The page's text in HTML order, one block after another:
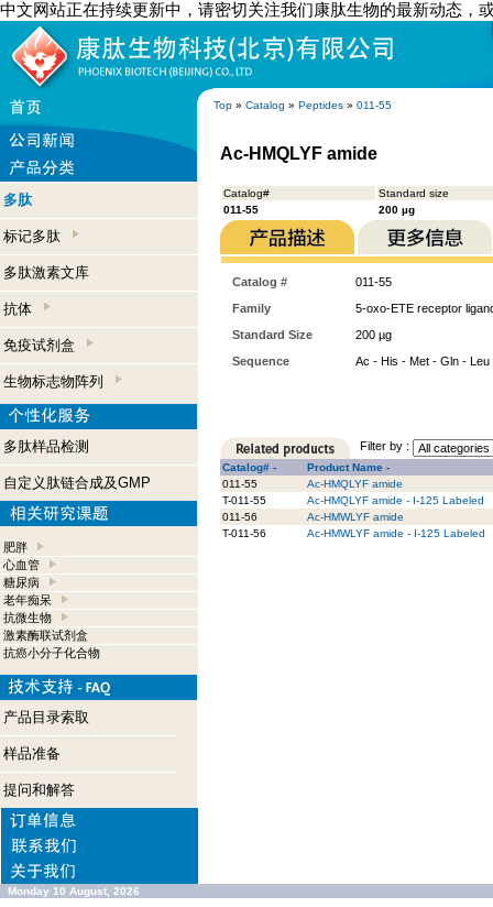
中文网站正在持续更新中，请密切关注我们康肽生物的最新动态，
Top » Catalog » Peptides » 011-55
多肽
标记多肽
多肽激素文库
抗体
免疫试剂盒
生物标志物阵列
多肽样品检测
自定义肽链合成及GMP
肥胖
心血管
糖尿病
老年痴呆
抗微生物
激素酶联试剂盒
抗癌小分子化合物
产品目录索取
样品准备
提问和解答
Ac-HMQLYF amide
Catalog#
Standard size
011-55
200 µg
Catalog #
011-55
Family
5-oxo-ETE receptor
Standard Size
200 µg
Sequence
Ac - His - Met - Gln -
Filter by :
Catalog# -
Product Name -
011-55
Ac-HMQLYF amide
T-011-55
Ac-HMQLYF amide - I-125 Labeled
011-56
Ac-HMWLYF amide
T-011-56
Ac-HMWLYF amide - I-125 Labeled
Monday 10 August, 2026